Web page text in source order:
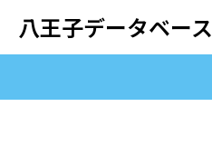
八王子データベース